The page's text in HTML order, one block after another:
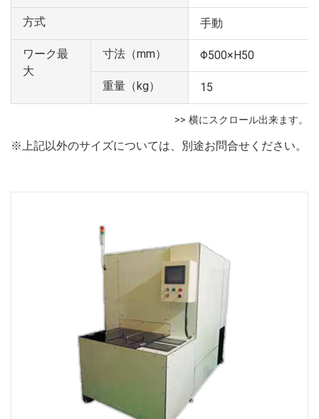
方式 手動
ワーク最
大
寸法（mm） Φ500×H50
重量（kg） 15
※上記以外のサイズについては、別途お問合せください。